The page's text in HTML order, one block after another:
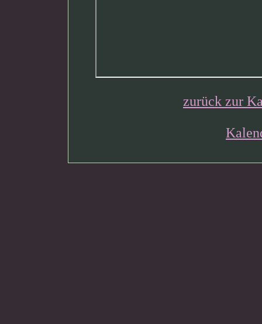
zurück zur